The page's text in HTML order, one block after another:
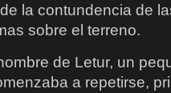
la contundencia de
sobre el terreno.
de Letur, un
a repetirse,